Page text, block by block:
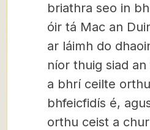
briathra seo in
óir tá Mac an
ar láimh do
níor thuig siad
a bhrí ceilte
bhfeicfidís é,
orthu ceist a